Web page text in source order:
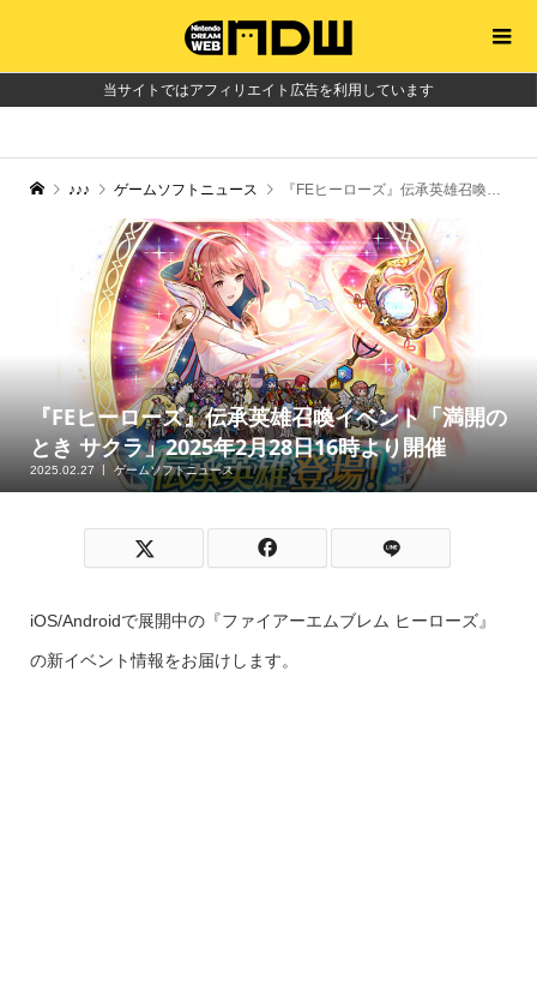
当サイトではアフィリエイト広告を利用しています
♪♪♪ ゲームソフトニュース 『FEヒーローズ』伝承英雄召喚イベント「満開のとき サクラ」2025年2月28日16時より開催
『FEヒーローズ』伝承英雄召喚イベント「満開の
とき サクラ」2025年2月28日16時より開催
2025.02.27 ゲームソフトニュース
iOS/Androidで展開中の『ファイアーエムブレム ヒーローズ』
の新イベント情報をお届けします。